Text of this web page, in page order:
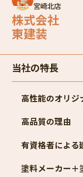
宮崎北店
株式会社
東建装
当社の特長
高性能のオリジ
高品質の理由
有資格者による
塗料メーカー＋